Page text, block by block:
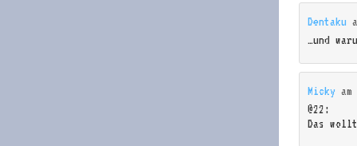
Dentaku
…und
Micky am
@22:
Das